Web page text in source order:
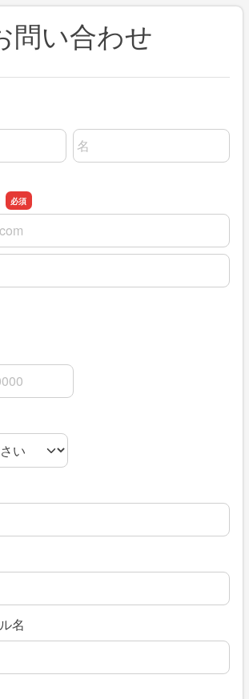
問い合わせ
名前の名
確認用
名